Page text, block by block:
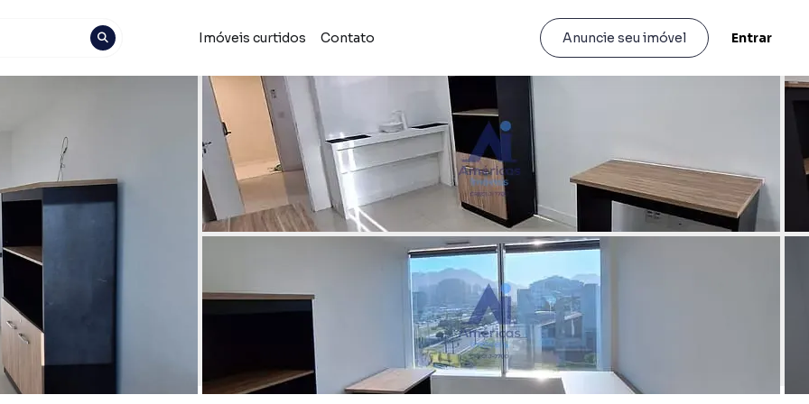
Imóveis curtidos Contato Anuncie seu imóvel Entrar